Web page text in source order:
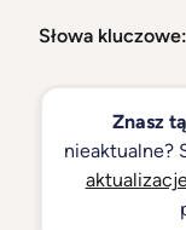
Słowa kluczowe:
Znasz
nieaktualne?